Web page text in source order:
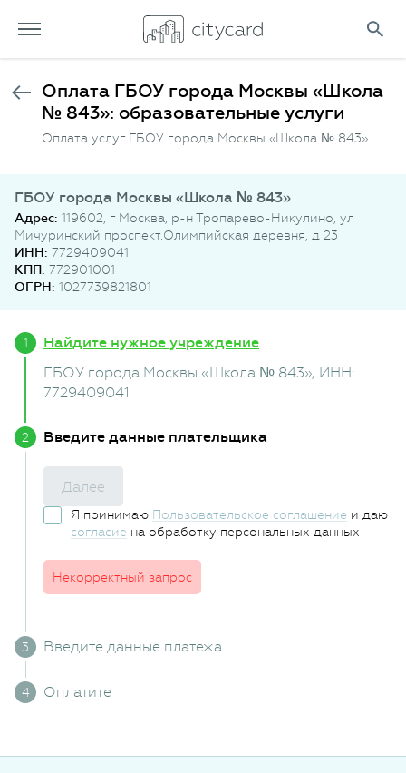
Оплата ГБОУ города Москвы «Школа
№ 843»: образовательные услуги
Оплата услуг ГБОУ города Москвы «Школа № 843»
ГБОУ города Москвы «Школа № 843»
Адрес: 119602, г Москва, р-н Тропарево-Никулино, ул
Мичуринский проспект.Олимпийская деревня, д 23
ИНН: 7729409041
КПП: 772901001
ОГРН: 1027739821801
Найдите нужное учреждение
ГБОУ города Москвы «Школа № 843», ИНН:
7729409041
Введите данные плательщика
Далее
Я принимаю Пользовательское соглашение и даю
согласие на обработку персональных данных
Некорректный запрос
Введите данные платежа
Оплатите